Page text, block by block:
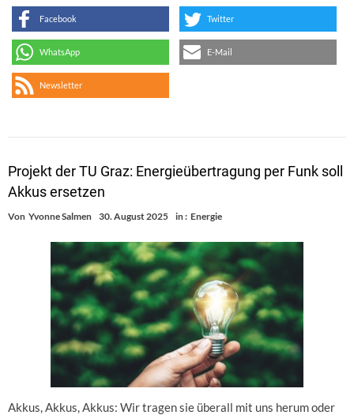
Facebook Twitter
WhatsApp E-Mail
Newsletter
Projekt der TU Graz: Energieübertragung per Funk soll
Akkus ersetzen
Von Yvonne Salmen 30. August 2025 in : Energie
Akkus, Akkus, Akkus: Wir tragen sie überall mit uns herum oder